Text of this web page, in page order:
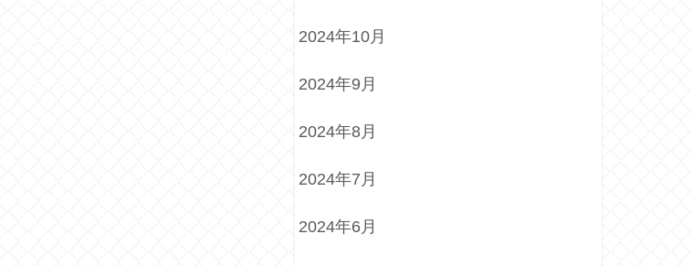
2024年10月
2024年9月
2024年8月
2024年7月
2024年6月